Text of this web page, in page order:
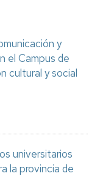
y
el Campus de
cultural y social
universitarios
la provincia de